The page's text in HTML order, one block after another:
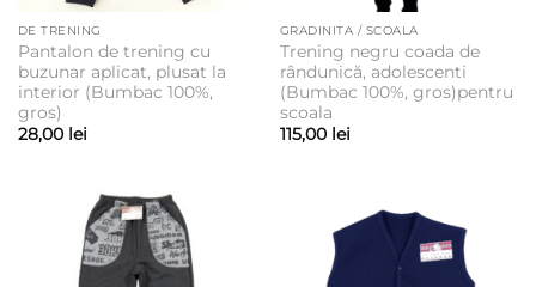
DE TRENING
Pantalon de trening cu
buzunar aplicat, plusat la
interior (Bumbac 100%,
gros)
28,00 lei
GRADINITA / SCOALA
Trening negru coada de
rândunică, adolescenti
(Bumbac 100%, gros)pentru
scoala
115,00 lei